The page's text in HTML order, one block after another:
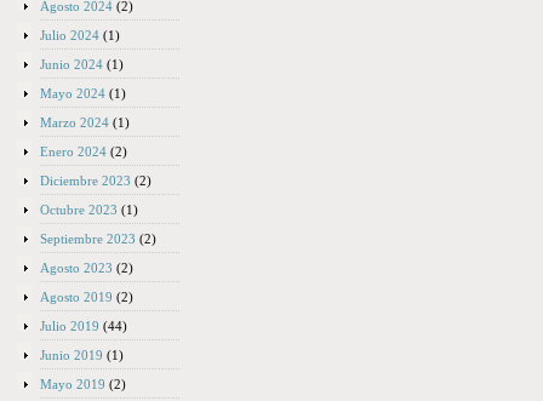
Agosto 2024 (2)
Julio 2024 (1)
Junio 2024 (1)
Mayo 2024 (1)
Marzo 2024 (1)
Enero 2024 (2)
Diciembre 2023 (2)
Octubre 2023 (1)
Septiembre 2023 (2)
Agosto 2023 (2)
Agosto 2019 (2)
Julio 2019 (44)
Junio 2019 (1)
Mayo 2019 (2)